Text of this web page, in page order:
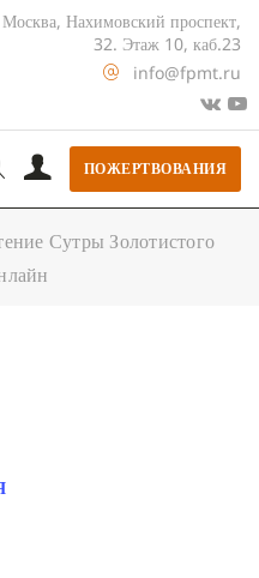
Нахимовский проспект,
32. Этаж 10, каб.23
info@fpmt.ru
ПОЖЕРТВОВАНИЯ
Сутры Золотистого